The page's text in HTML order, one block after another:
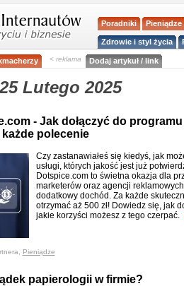
Poradniki Pieniądze
Zdrowie i styl życia
< reklama Dodaj artykuł / link
Lutego 2025
- Jak dołączyć do
każde polecenie
Czy zastanawiałeś się kiedyś, jak
usługi, których jakość jest już
Dotspice.com to świetna okazja dla
marketerów oraz agencji
dodatkowy dochód. Za każde
otrzymać aż 500 zł! Dowiedz się, jak
jakie korzyści możesz z tego czerpać.
Pieniądze
papierologii w firmie?